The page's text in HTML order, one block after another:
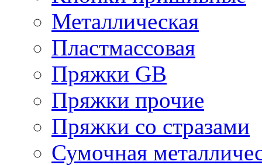
Металлическая
Пластмассовая
Пряжки GB
Пряжки прочие
Пряжки со стразами
Сумочная